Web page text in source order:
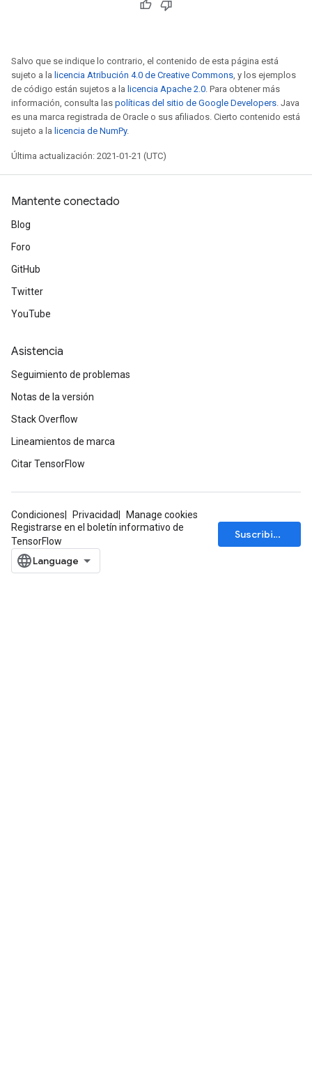
Salvo que se indique lo contrario, el contenido de esta página está
sujeto a la licencia Atribución 4.0 de Creative Commons, y los ejemplos
de código están sujetos a la licencia Apache 2.0. Para obtener más
información, consulta las políticas del sitio de Google Developers. Java
es una marca registrada de Oracle o sus afiliados. Cierto contenido está
sujeto a la licencia de NumPy.
Última actualización: 2021-01-21 (UTC)
Mantente conectado
Blog
Foro
GitHub
Twitter
YouTube
Asistencia
Seguimiento de problemas
Notas de la versión
Stack Overflow
Lineamientos de marca
Citar TensorFlow
Condiciones Privacidad
Manage cookies
Registrarse en el boletín informativo de
TensorFlow
Suscribirse